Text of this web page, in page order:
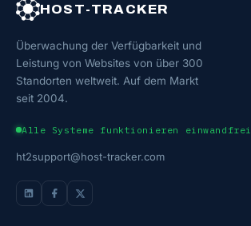
HOST-TRACKER
Überwachung der Verfügbarkeit und
Leistung von Websites von über 300
Standorten weltweit. Auf dem Markt
seit 2004.
Alle Systeme funktionieren einwandfrei
ht2support@host-tracker.com